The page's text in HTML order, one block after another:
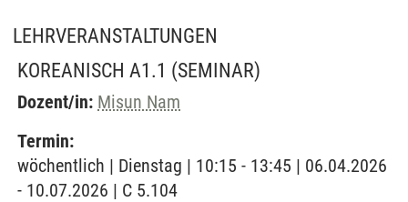
LEHRVERANSTALTUNGEN
KOREANISCH A1.1 (SEMINAR)
Dozent/in: Misun Nam
Termin:
wöchentlich | Dienstag | 10:15 - 13:45 | 06.04.2026
- 10.07.2026 | C 5.104